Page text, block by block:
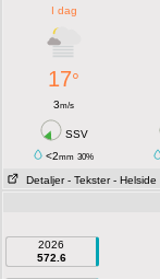
I dag
17°
3m/s
SSV
<2mm 30%
Detaljer - Tekster - Helside
2026
572.6